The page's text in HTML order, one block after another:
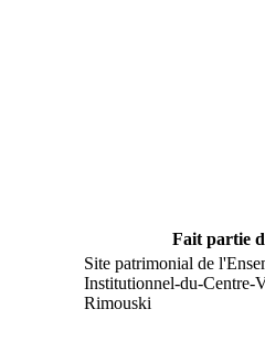
Fait partie
Site patrimonial de
Institutionnel-du-Centre-
Rimouski